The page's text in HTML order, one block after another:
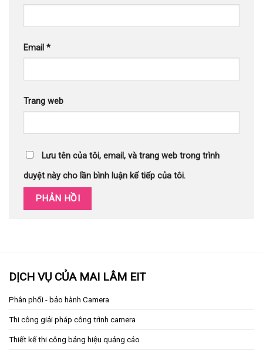
Email *
Trang web
Lưu tên của tôi, email, và trang web trong trình
duyệt này cho lần bình luận kế tiếp của tôi.
DỊCH VỤ CỦA MAI LÂM EIT
Phân phối - bảo hành Camera
Thi công giải pháp công trình camera
Thiết kế thi công bảng hiệu quảng cáo